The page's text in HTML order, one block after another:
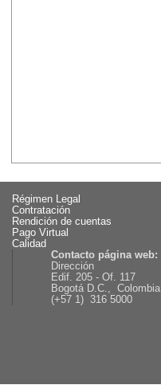
Régimen Legal
Contratación
Rendición de cuentas
Pago Virtual
Calidad
Contacto página web:
Dirección
Edif. 205 - Of. 117
Bogotá D.C., Colombia
(+57 1) 316 5000